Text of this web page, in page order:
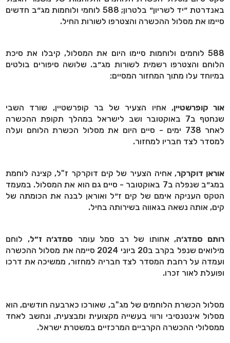
באנדרטת ״יד לשריון״ בלטרון; 588 לוחמי ולוחמות מג״ב חדשים
סיימו את מסלול ההכשרה והצטרפו לשורות החיל.
588 לוחמים ולוחמות סיימו היום את המסלול, קיבלו את סיכת
הלוחם והצטרפו רשמית לשורות מג״ב. שלושה סיפורים בולטים
במיוחד עלו מתוך המחזור המסיים:
אור קופרשטיין, אחיו הצעיר של בר קופרשטיין, שורד השבי
שנחטף ב7 באוקטובר ושב לישראל במהלך תקופת ההכשרה
לאחר 738 ימים - סיים היום את מסלול הכשרת הלוחם ועלה
למסדר לצד חבריו למחזור.
אוראן דוקרקר, אחיה הצעיר של קים דוקרקר ז"ל, קצינה לוחמת
במג״ב שנפלה ב7 באוקטובר - סיים גם הוא את המסלול. במעמד
הטקס העניקה אימם של קים ז״ל ואוראן לבנה את הכומתה של
קים, אותה נשאה בגאווה בשירותה בחיל.
רותם סמדג׳ה, אחותו של רב סמל עומר סמדג׳ה ז״ל, לוחם
מילואים שנפל בקרב ב20 ביוני 2024 סיימה את מסלול ההכשרה
ועמדה על רחבת המסדר לצד חבריה למחזור, ממשיכה את דרכו
ופועלת לאור זכרו.
מסלול הכשרת הלוחמים של מג"ב, שאורכו כארבעה חודשים, הוא
מסלול אינטנסיבי ורווי בעשייה מקצועית ומבצעית, ונחשב לאחד
ממסלולי ההכשרה הקרביים המרכזיים במשטרת ישראל.